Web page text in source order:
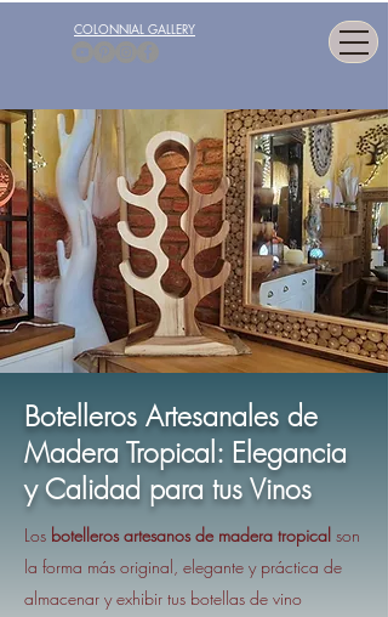
COLONNIAL GALLERY
Botelleros Artesanales de
Madera Tropical: Elegancia
y Calidad para tus Vinos
Los botelleros artesanos de madera tropical son
la forma más original, elegante y práctica de
almacenar y exhibir tus botellas de vino